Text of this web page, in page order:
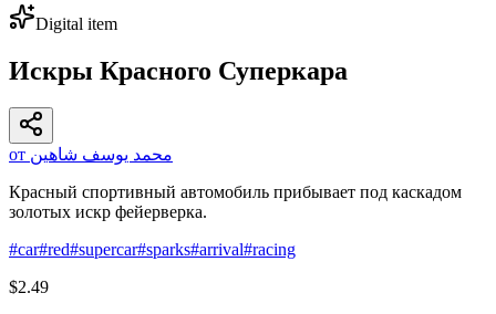
Digital item
Искры Красного Суперкара
от محمد يوسف شاهين
Красный спортивный автомобиль прибывает под каскадом
золотых искр фейерверка.
#car#red#supercar#sparks#arrival#racing
$2.49